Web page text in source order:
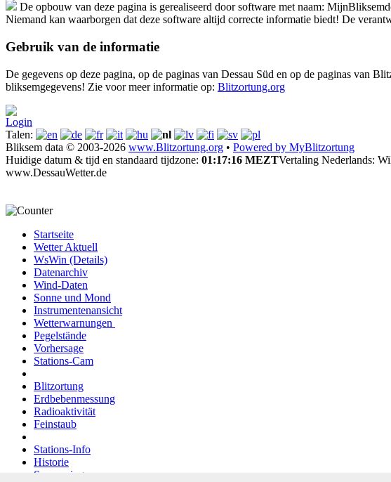
De opbouw van deze pagina is gerealiseerd door software met naam: Mijn
Niemand kan waarborgen dat deze software altijd correcte informatie biedt! De
Gebruik van de informatie
De gegevens op deze pagina, op de paginas van Dessau Süd en op de paginas van
bliksemgegevens! Zie voor meer informatie op: Blitzortung.org
Login
Talen:
Bliksem data © 2003-2026 www.Blitzortung.org • Powered by MyBlitzortung
Huidige datum & tijd en standaard tijdzone: 01:17:16 MEZTVertaling Nederlands:
www.DessauWetter.de
Startseite
Wetter Aktuell
WsWin (Details)
Datenarchiv
Wind-Daten
Sonne und Mond
Instrumentenansicht
Wetterwarnungen
Pegelstände
Vorhersage
Stations-Cam
Blitzortung
Erdbebenmessung
Radioaktivität
Feinstaub
Stations-Info
Historie
Sponsoring